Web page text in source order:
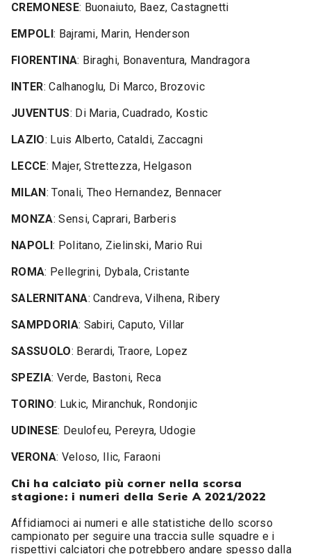
CREMONESE: Buonaiuto, Baez, Castagnetti
EMPOLI: Bajrami, Marin, Henderson
FIORENTINA: Biraghi, Bonaventura, Mandragora
INTER: Calhanoglu, Di Marco, Brozovic
JUVENTUS: Di Maria, Cuadrado, Kostic
LAZIO: Luis Alberto, Cataldi, Zaccagni
LECCE: Majer, Strettezza, Helgason
MILAN: Tonali, Theo Hernandez, Bennacer
MONZA: Sensi, Caprari, Barberis
NAPOLI: Politano, Zielinski, Mario Rui
ROMA: Pellegrini, Dybala, Cristante
SALERNITANA: Candreva, Vilhena, Ribery
SAMPDORIA: Sabiri, Caputo, Villar
SASSUOLO: Berardi, Traore, Lopez
SPEZIA: Verde, Bastoni, Reca
TORINO: Lukic, Miranchuk, Rondonjic
UDINESE: Deulofeu, Pereyra, Udogie
VERONA: Veloso, Ilic, Faraoni
Chi ha calciato più corner nella scorsa
stagione: i numeri della Serie A 2021/2022
Affidiamoci ai numeri e alle statistiche dello scorso
campionato per seguire una traccia sulle squadre e i
rispettivi calciatori che potrebbero andare spesso dalla